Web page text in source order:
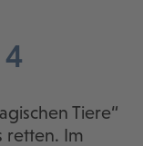
Tiere“
retten. Im